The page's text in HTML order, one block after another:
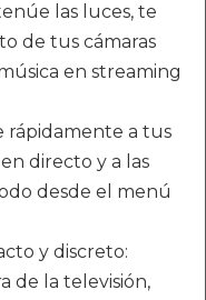
las luces, te
de tus cámaras
en streaming
rápidamente a tus
directo y a las
desde el menú
y discreto:
de la televisión,